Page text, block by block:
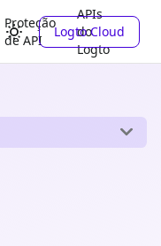
Proteção
de API
APIs
do
Logto
Logto Cloud